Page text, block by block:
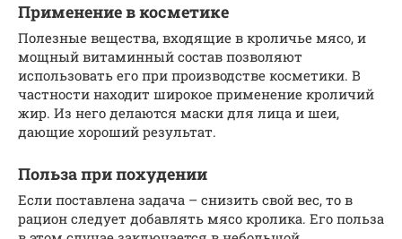
Применение в косметике
Полезные вещества, входящие в кроличье мясо, и
мощный витаминный состав позволяют
использовать его при производстве косметики. В
частности находит широкое применение кроличий
жир. Из него делаются маски для лица и шеи,
дающие хороший результат.
Польза при похудении
Если поставлена задача – снизить свой вес, то в
рацион следует добавлять мясо кролика. Его польза